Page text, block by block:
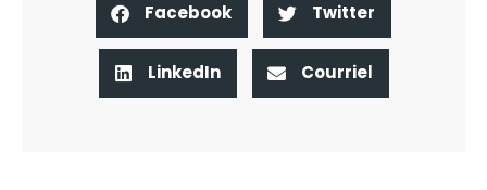
Facebook Twitter
LinkedIn Courriel